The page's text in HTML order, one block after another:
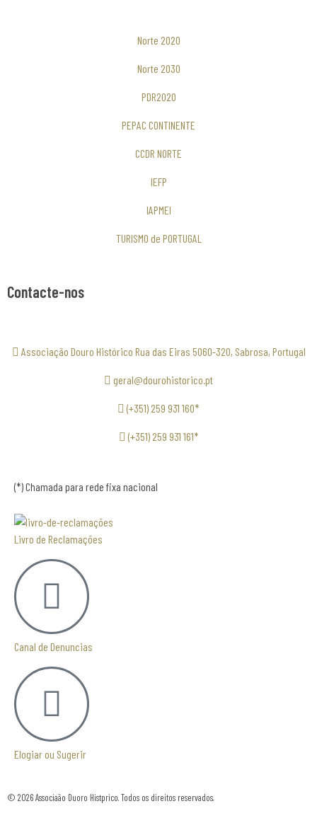
Norte 2020
Norte 2030
PDR2020
PEPAC CONTINENTE
CCDR NORTE
IEFP
IAPMEI
TURISMO de PORTUGAL
Contacte-nos
Associação Douro Histórico Rua das Eiras 5060-320, Sabrosa, Portugal
geral@dourohistorico.pt
(+351) 259 931 160*
(+351) 259 931 161*
(*) Chamada para rede fixa nacional
Livro de Reclamações
Canal de Denuncias
Elogiar ou Sugerir
© 2026 Associaão Duoro Histprico. Todos os direitos reservados.